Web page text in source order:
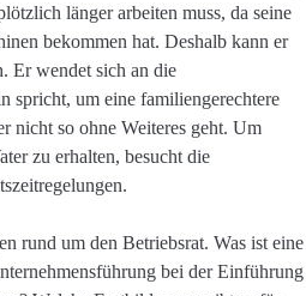
länger arbeiten muss, da seine
bekommen hat. Deshalb kann er
Er wendet sich an die
spricht, um eine familiengerechtere
nicht so ohne Weiteres geht. Um
zu erhalten, besucht die
rund um den Betriebsrat. Was ist eine
bei der Einführung